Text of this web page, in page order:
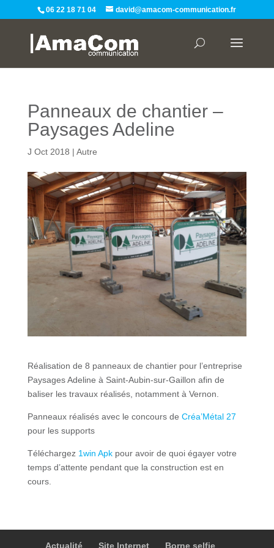
06 22 18 71 04 david@amacom-communication.fr
Panneaux de chantier –
Paysages Adeline
J Oct 2018 | Autre
Réalisation de 8 panneaux de chantier pour l’entreprise
Paysages Adeline à Saint-Aubin-sur-Gaillon afin de
baliser les travaux réalisés, notamment à Vernon.
Panneaux réalisés avec le concours de Créa’Métal 27
pour les supports
Téléchargez 1win Apkpour avoir de quoi égayer votre
temps d’attente pendant que la construction est en
cours.
Actualité Site Internet Borne selfie